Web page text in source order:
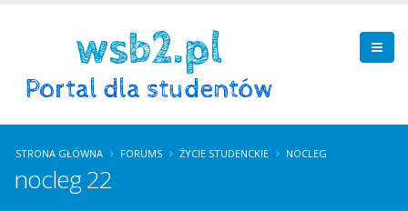
STRONA GŁÓWNA FORUMS ŻYCIE STUDENCKIE NOCLEG
nocleg 22